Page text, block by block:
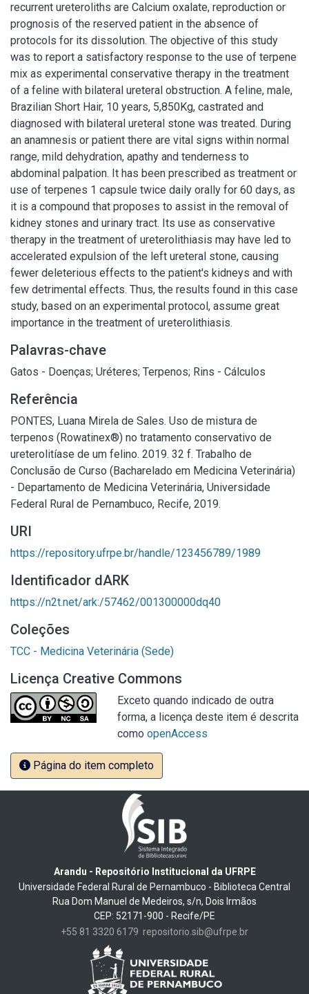
recurrent ureteroliths are Calcium oxalate, reproduction or
prognosis of the reserved patient in the absence of
protocols for its dissolution. The objective of this study
was to report a satisfactory response to the use of terpene
mix as experimental conservative therapy in the treatment
of a feline with bilateral ureteral obstruction. A feline, male,
Brazilian Short Hair, 10 years, 5,850Kg, castrated and
diagnosed with bilateral ureteral stone was treated. During
an anamnesis or patient there are vital signs within normal
range, mild dehydration, apathy and tenderness to
abdominal palpation. It has been prescribed as treatment or
use of terpenes 1 capsule twice daily orally for 60 days, as
it is a compound that proposes to assist in the removal of
kidney stones and urinary tract. Its use as conservative
therapy in the treatment of ureterolithiasis may have led to
accelerated expulsion of the left ureteral stone, causing
fewer deleterious effects to the patient's kidneys and with
few detrimental effects. Thus, the results found in this case
study, based on an experimental protocol, assume great
importance in the treatment of ureterolithiasis.
Palavras-chave
Gatos - Doenças; Uréteres; Terpenos; Rins - Cálculos
Referência
PONTES, Luana Mirela de Sales. Uso de mistura de
terpenos (Rowatinex®) no tratamento conservativo de
ureterolitíase de um felino. 2019. 32 f. Trabalho de
Conclusão de Curso (Bacharelado em Medicina Veterinária)
- Departamento de Medicina Veterinária, Universidade
Federal Rural de Pernambuco, Recife, 2019.
URI
https://repository.ufrpe.br/handle/123456789/1989
Identificador dARK
https://n2t.net/ark:/57462/001300000dq40
Coleções
TCC - Medicina Veterinária (Sede)
Licença Creative Commons
Exceto quando indicado de outra
forma, a licença deste item é descrita
como openAccess
Página do item completo
Arandu - Repositório Institucional da UFRPE
Universidade Federal Rural de Pernambuco - Biblioteca Central
Rua Dom Manuel de Medeiros, s/n, Dois Irmãos
CEP: 52171-900 - Recife/PE
+55 81 3320 6179 repositorio.sib@ufrpe.br